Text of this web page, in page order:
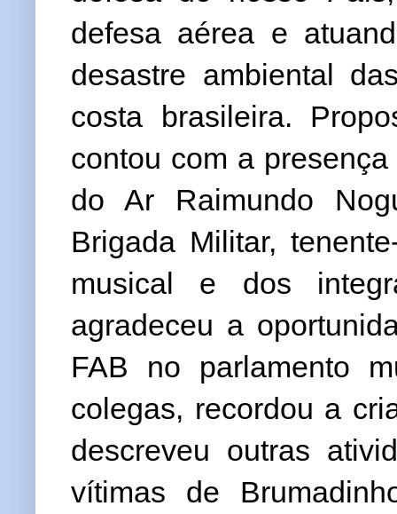
defesa aérea e
desastre ambiental
costa brasileira.
contou com a
do Ar Raimundo
Brigada Militar,
musical e dos
agradeceu a
FAB no parlamento
colegas, recordou a
descreveu outras
vítimas de